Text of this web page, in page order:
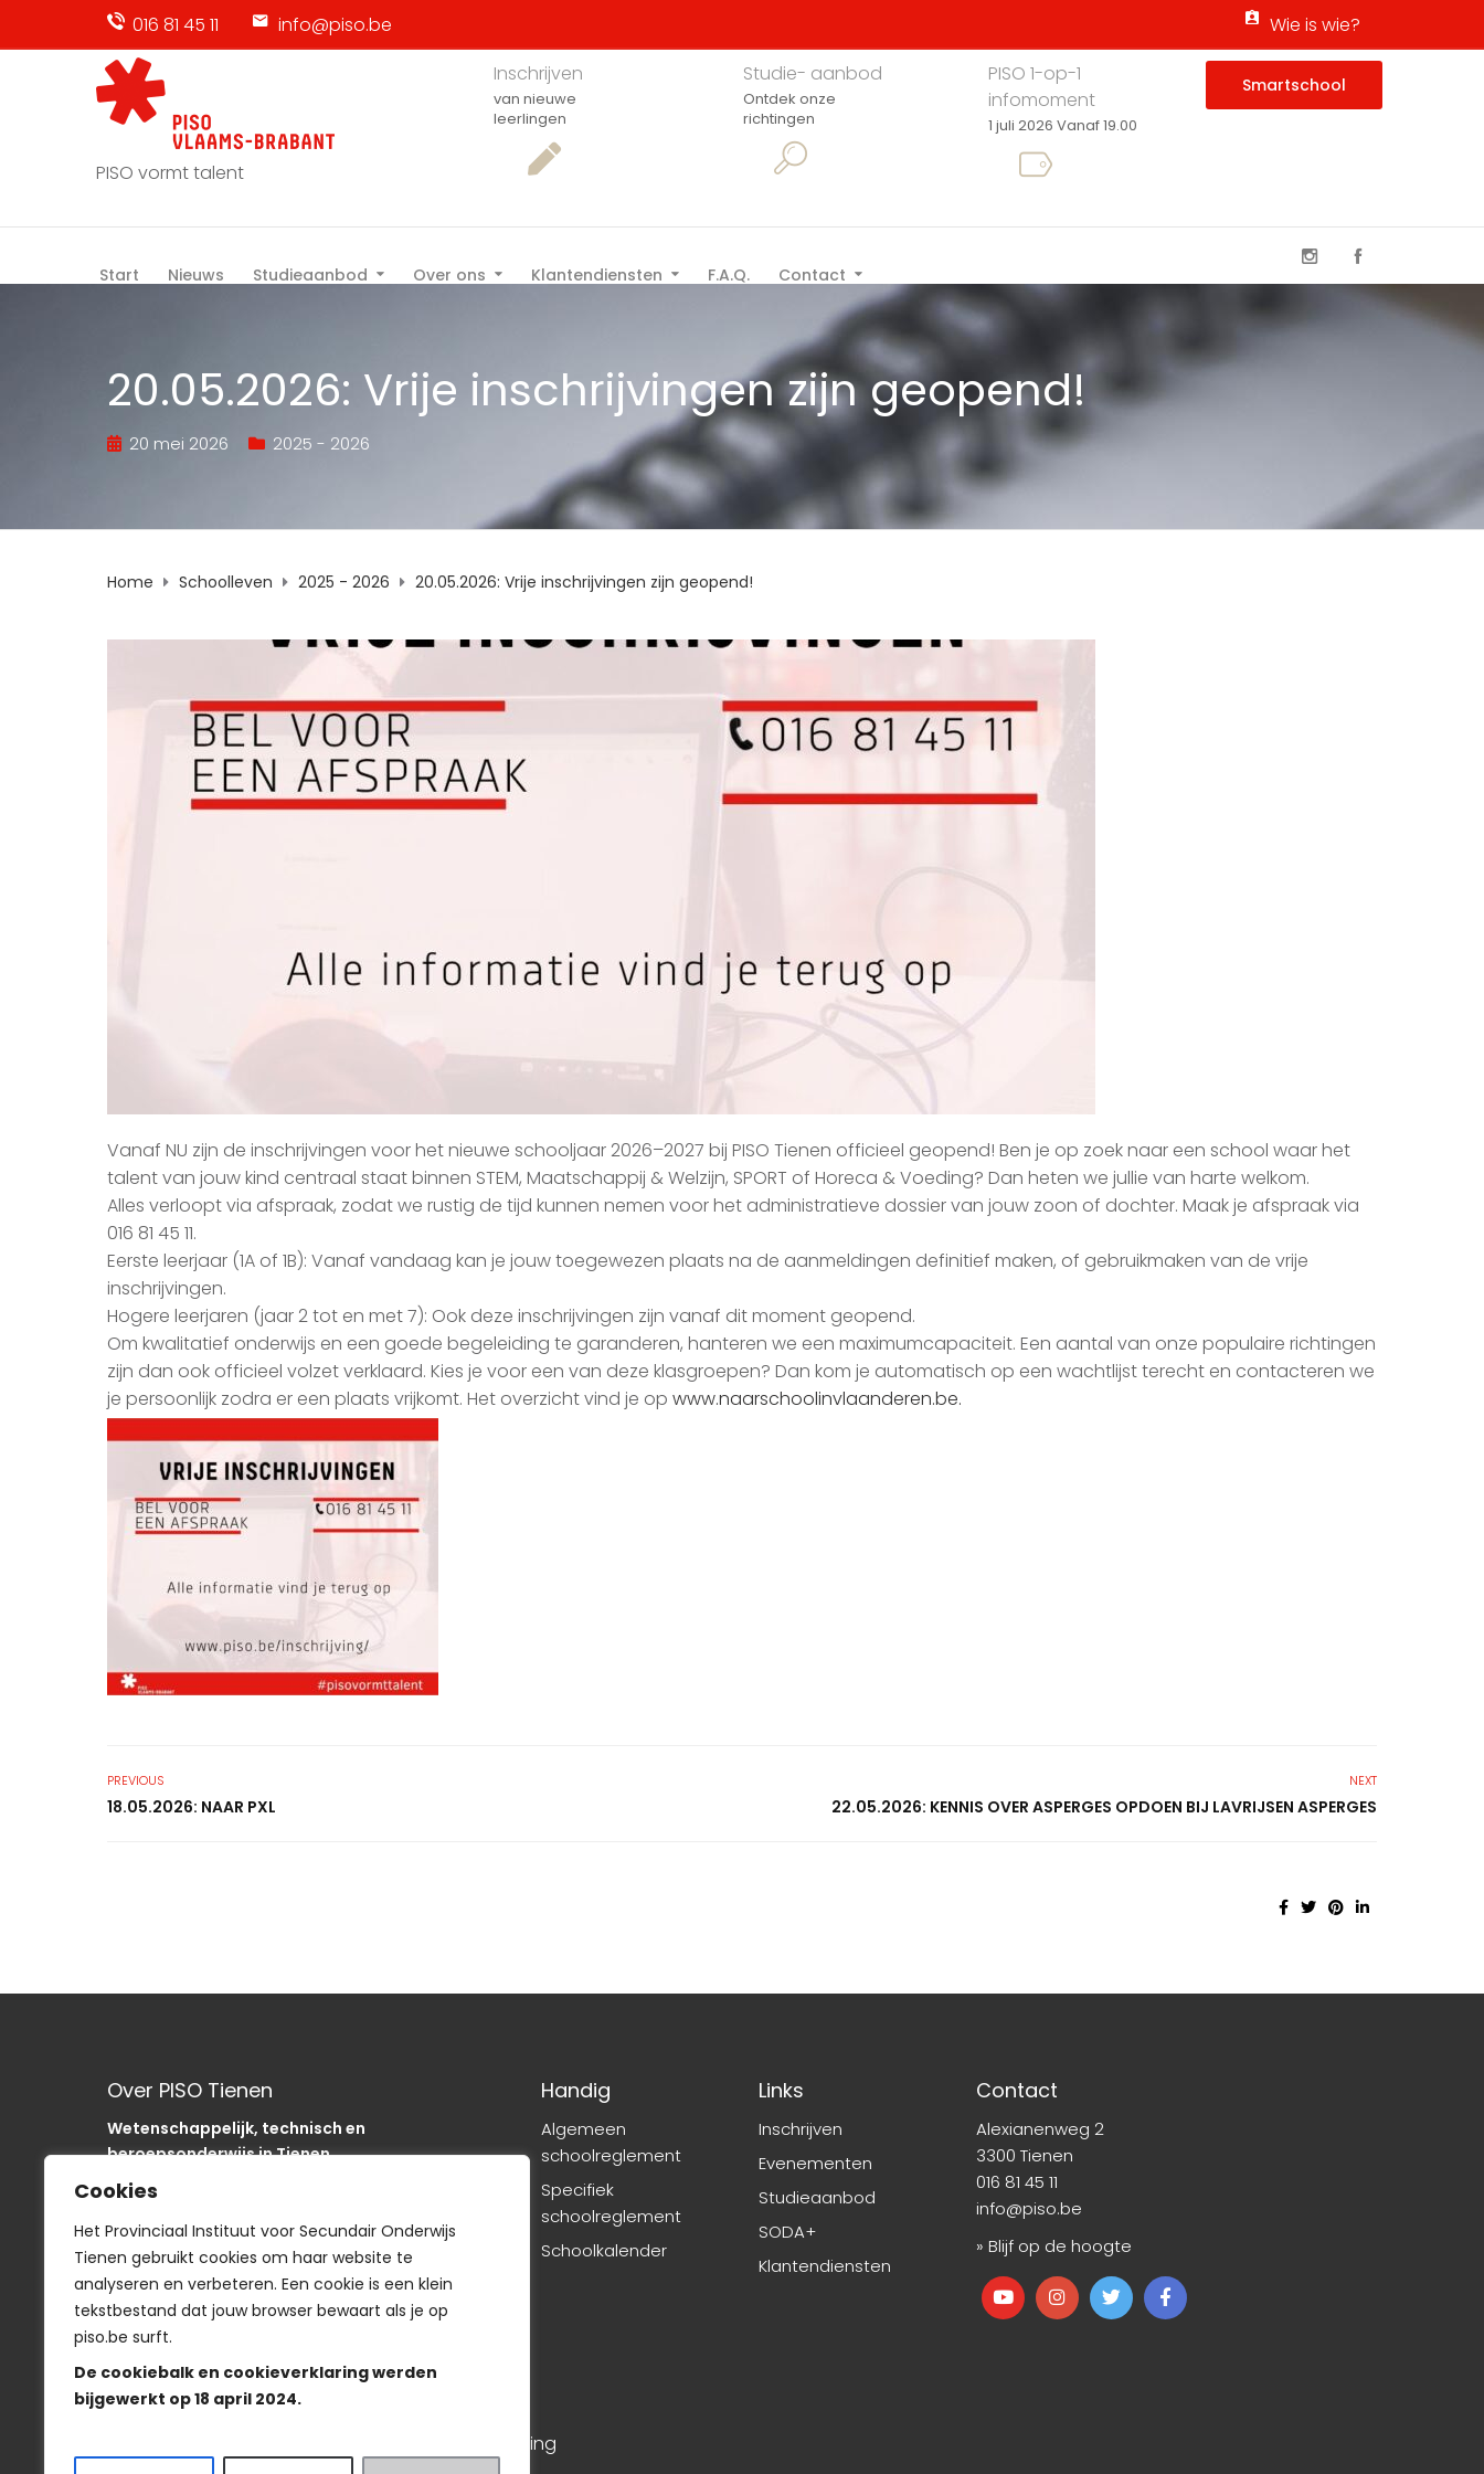
Cookies
Het Provinciaal Instituut voor Secundair Onderwijs
Tienen gebruikt cookies om haar website te
analyseren en verbeteren. Een cookie is een klein
tekstbestand dat jouw browser bewaart als je op
piso.be surft.
De cookiebalk en cookieverklaring werden
bijgewerkt op 18 april 2024.
016 81 45 11 info@piso.be Wie is wie?
PISO vormt talent
Inschrijven
van nieuwe
leerlingen
Studie- aanbod
Ontdek onze
richtingen
PISO 1-op-1
infomoment
1 juli 2026 Vanaf 19.00
Smartschool
Start Nieuws Studieaanbod Over ons Klantendiensten F.A.Q. Contact
20.05.2026: Vrije inschrijvingen zijn geopend!
20 mei 2026 2025 - 2026
Home Schoolleven 2025 - 2026 20.05.2026: Vrije inschrijvingen zijn geopend!
Vanaf NU zijn de inschrijvingen voor het nieuwe schooljaar 2026–2027 bij PISO Tienen officieel geopend! Ben je op zoek naar een school waar het
talent van jouw kind centraal staat binnen STEM, Maatschappij & Welzijn, SPORT of Horeca & Voeding? Dan heten we jullie van harte welkom.
Alles verloopt via afspraak, zodat we rustig de tijd kunnen nemen voor het administratieve dossier van jouw zoon of dochter. Maak je afspraak via
016 81 45 11.
Eerste leerjaar (1A of 1B): Vanaf vandaag kan je jouw toegewezen plaats na de aanmeldingen definitief maken, of gebruikmaken van de vrije
inschrijvingen.
Hogere leerjaren (jaar 2 tot en met 7): Ook deze inschrijvingen zijn vanaf dit moment geopend.
Om kwalitatief onderwijs en een goede begeleiding te garanderen, hanteren we een maximumcapaciteit. Een aantal van onze populaire richtingen
zijn dan ook officieel volzet verklaard. Kies je voor een van deze klasgroepen? Dan kom je automatisch op een wachtlijst terecht en contacteren we
je persoonlijk zodra er een plaats vrijkomt. Het overzicht vind je op www.naarschoolinvlaanderen.be.
PREVIOUS
18.05.2026: NAAR PXL
NEXT
22.05.2026: KENNIS OVER ASPERGES OPDOEN BIJ LAVRIJSEN ASPERGES
Over PISO Tienen
Wetenschappelijk, technisch en
beroepsonderwijs in Tienen.
Onze school is als “SODA“-school uniek in de
regio.
In het PISO zijn we op weg om onze sancties om
te buigen naar acties
Handig
Algemeen
schoolreglement
Specifiek
schoolreglement
Schoolkalender
Links
Inschrijven
Evenementen
Studieaanbod
SODA+
Klantendiensten
Contact
Alexianenweg 2
3300 Tienen
016 81 45 11
info@piso.be
» Blijf op de hoogte
Privacyverklaring